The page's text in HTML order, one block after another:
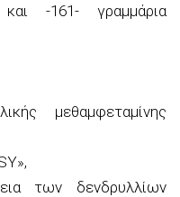
-161- γραμμάρια
μεθαμφεταμίνης
των δενδρυλλίων